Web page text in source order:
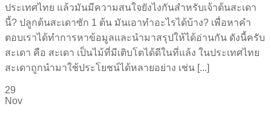
ประเทศไทย แล้วมันมีความสนใจยังไงกันสำหรับเจ้าต้นสะเดา
นี้? ปลูกต้นสะเดาซัก 1 ต้น มันเอาทำอะไรได้บ้าง? เพื่อหาคำ
ตอบเราได้ทำการหาข้อมูลและนำมาสรุปให้ได้อ่านกัน ดังนี้ครับ
สะเดา คือ สะเดา เป็นไม้ที่มีเติบโตได้ดีในที่แล้ง ในประเทศไทย
สะเดาถูกนำมาใช้ประโยชน์ได้หลายอย่าง เช่น [...]
29
Nov